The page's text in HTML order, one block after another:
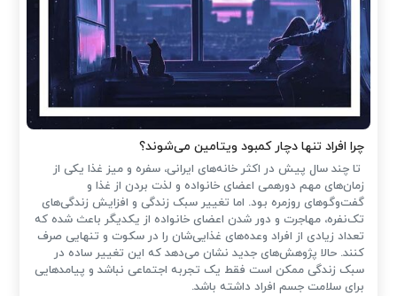
چرا افراد تنها دچار کمبود ویتامین می‌شوند؟
تا چند سال پیش در اکثر خانه‌های ایرانی، سفره و میز غذا یکی از
زمان‌های مهم دورهمی اعضای خانواده و لذت بردن از غذا و
گفت‌وگوهای روزمره بود. اما تغییر سبک زندگی و افزایش زندگی‌های
تک‌نفره، مهاجرت و دور شدن اعضای خانواده از یکدیگر باعث شده که
تعداد زیادی از افراد وعده‌های غذایی‌شان را در سکوت و تنهایی صرف
کنند. حالا پژوهش‌های جدید نشان می‌دهد که این تغییر ساده در
سبک زندگی ممکن است فقط یک تجربه اجتماعی نباشد و پیامدهایی
برای سلامت جسم افراد داشته باشد.